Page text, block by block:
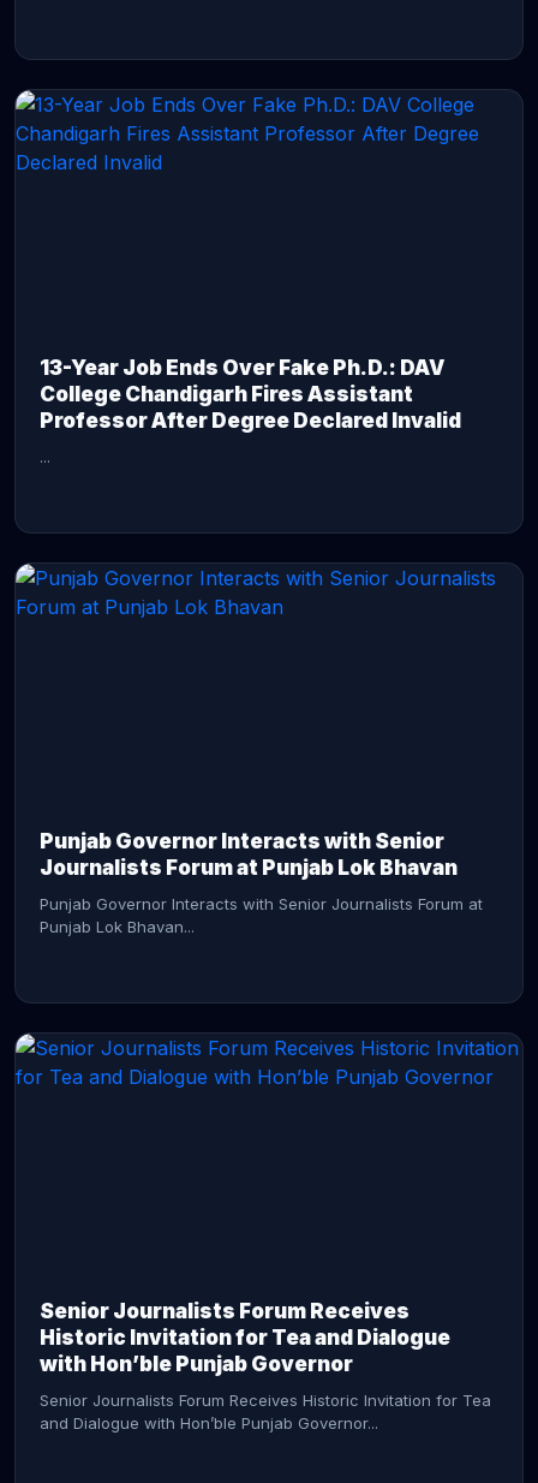
13-Year Job Ends Over Fake Ph.D.: DAV
College Chandigarh Fires Assistant
Professor After Degree Declared Invalid
...
Punjab Governor Interacts with Senior
Journalists Forum at Punjab Lok Bhavan
Punjab Governor Interacts with Senior Journalists Forum at
Punjab Lok Bhavan...
Senior Journalists Forum Receives
Historic Invitation for Tea and Dialogue
with Hon’ble Punjab Governor
Senior Journalists Forum Receives Historic Invitation for Tea
and Dialogue with Hon’ble Punjab Governor...